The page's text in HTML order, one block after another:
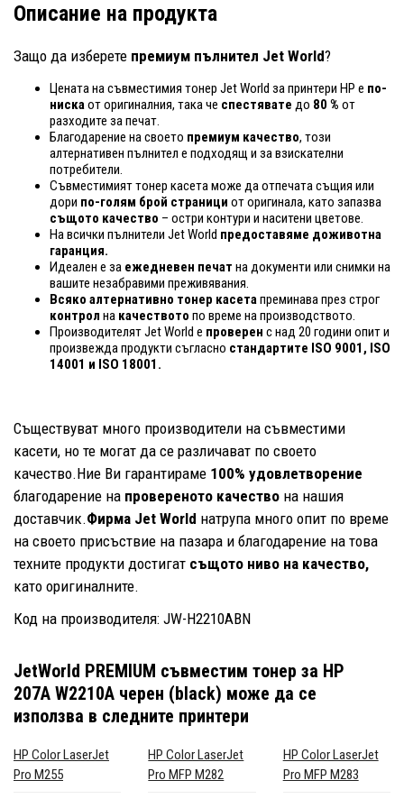
Описание на продукта
Защо да изберете премиум пълнител Jet World?
Цената на съвместимия тонер Jet World за принтери HP е по-
нискаот оригиналния, така че спестявате до 80 % от
разходите за печат.
Благодарение на своето премиум качество, този
алтернативен пълнител е подходящ и за взискателни
потребители.
Съвместимият тонер касета може да отпечата същия или
дори по-голям брой страници от оригинала, като запазва
същото качество – остри контури и наситени цветове.
На всички пълнители Jet World предоставяме доживотна
гаранция.
Идеален е за ежедневен печат на документи или снимки на
вашите незабравими преживявания.
Всяко алтернативно тонер касетапреминава през строг
контрол на качеството по време на производството.
Производителят Jet World е проверен с над 20 години опит и
произвежда продукти съгласно стандартите ISO 9001, ISO
14001 и ISO 18001.
Съществуват много производители на съвместими
касети, но те могат да се различават по своето
качество.Ние Ви гарантираме 100% удовлетворение
благодарение на провереното качество на нашия
доставчик.Фирма Jet World натрупа много опит по време
на своето присъствие на пазара и благодарение на това
техните продукти достигат същото ниво на качество,
като оригиналните.
Код на производителя: JW-H2210ABN
JetWorld PREMIUM съвместим тонер за HP
207A W2210A черен (black) може да се
използва в следните принтери
HP Color LaserJet
Pro M255
HP Color LaserJet
Pro MFP M282
HP Color LaserJet
Pro MFP M283